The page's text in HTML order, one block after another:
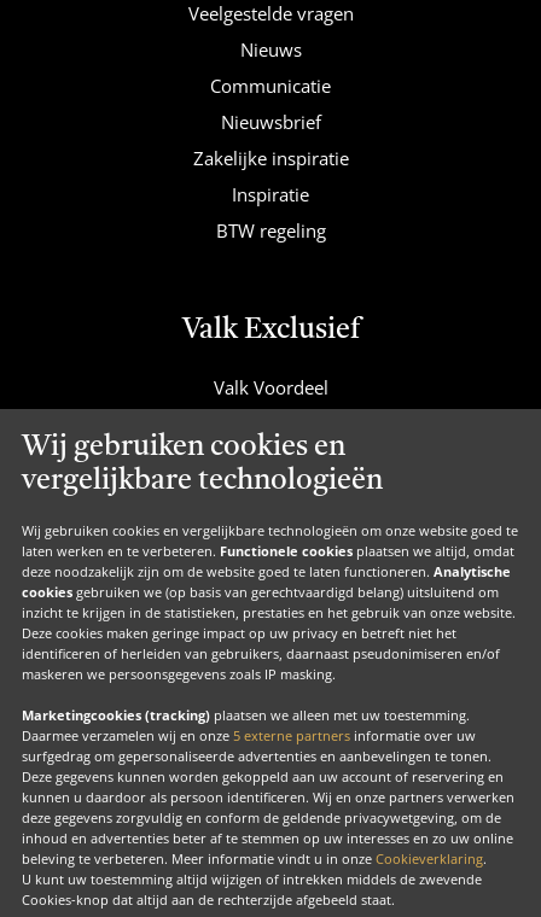
Wij gebruiken cookies en
vergelijkbare technologieën
Wij gebruiken cookies en vergelijkbare technologieën om onze website goed te
laten werken en te verbeteren. Functionele cookies plaatsen we altijd, omdat
deze noodzakelijk zijn om de website goed te laten functioneren. Analytische
cookies gebruiken we (op basis van gerechtvaardigd belang) uitsluitend om
inzicht te krijgen in de statistieken, prestaties en het gebruik van onze website.
Deze cookies maken geringe impact op uw privacy en betreft niet het
identificeren of herleiden van gebruikers, daarnaast pseudonimiseren en/of
maskeren we persoonsgegevens zoals IP masking.
Marketingcookies (tracking) plaatsen we alleen met uw toestemming.
Daarmee verzamelen wij en onze 5 externe partners informatie over uw
surfgedrag om gepersonaliseerde advertenties en aanbevelingen te tonen.
Deze gegevens kunnen worden gekoppeld aan uw account of reservering en
kunnen u daardoor als persoon identificeren. Wij en onze partners verwerken
deze gegevens zorgvuldig en conform de geldende privacywetgeving, om de
inhoud en advertenties beter af te stemmen op uw interesses en zo uw online
beleving te verbeteren. Meer informatie vindt u in onze Cookieverklaring.
U kunt uw toestemming altijd wijzigen of intrekken middels de zwevende
Cookies-knop dat altijd aan de rechterzijde afgebeeld staat.
Veelgestelde vragen
Nieuws
Communicatie
Nieuwsbrief
Zakelijke inspiratie
Inspiratie
BTW regeling
Valk Exclusief
Valk Voordeel
Valk Suites
Valk Jobs
Valk Exclusief Membership
Valk Voor Thuis
Valk Exclusief Zakelijk
MVO
Contact
FacebookInstagramLinkedIn
Copyright